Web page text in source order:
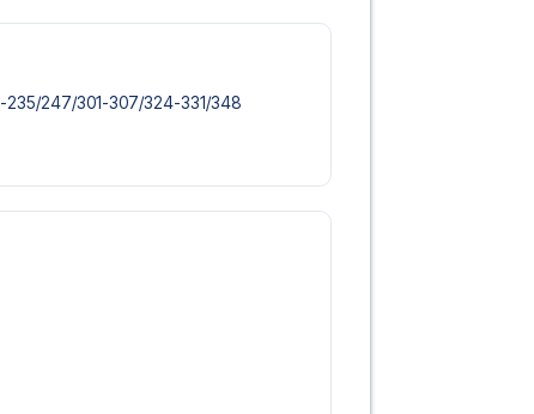
Arena i 1. Bundesliga? Kontakt os
235/​247/​301-307/​324-331/​348